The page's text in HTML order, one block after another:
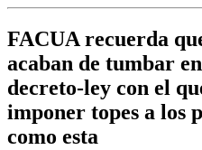
FACUA recuerda
acaban de tumbar
decreto-ley con el
imponer topes a los
como esta